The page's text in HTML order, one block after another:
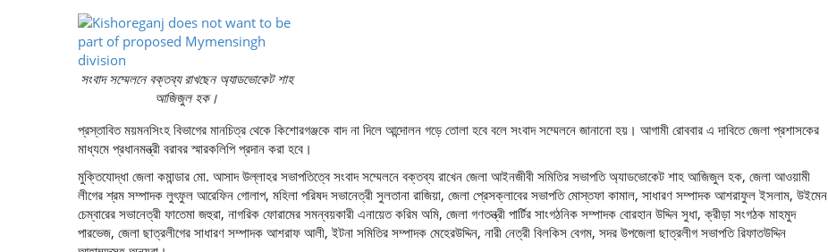
সংবাদ সম্মেলনে বক্তব্য রাখছেন অ্যাডভোকেট শাহ
আজিজুল হক।
প্রস্তাবিত ময়মনসিংহ বিভাগের মানচিত্র থেকে কিশোরগঞ্জকে বাদ না দিলে আন্দোলন গড়ে তোলা হবে বলে সংবাদ সম্মেলনে জানানো হয়। আগামী রোববার এ দাবিতে জেলা প্রশাসকের
মাধ্যমে প্রধানমন্ত্রী বরাবর স্মারকলিপি প্রদান করা হবে।
মুক্তিযোদ্ধা জেলা কমান্ডার মো. আসাদ উল্লাহর সভাপতিত্বে সংবাদ সম্মেলনে বক্তব্য রাখেন জেলা আইনজীবী সমিতির সভাপতি অ্যাডভোকেট শাহ আজিজুল হক, জেলা আওয়ামী
লীগের শ্রম সম্পাদক লুৎফুল আরেফিন গোলাপ, মহিলা পরিষদ সভানেত্রী সুলতানা রাজিয়া, জেলা প্রেসক্লাবের সভাপতি মোস্তফা কামাল, সাধারণ সম্পাদক আশরাফুল ইসলাম, উইমেন
চেম্বারের সভানেত্রী ফাতেমা জহুরা, নাগরিক ফোরামের সমন্বয়কারী এনায়েত করিম অমি, জেলা গণতন্ত্রী পার্টির সাংগঠনিক সম্পাদক বোরহান উদ্দিন সুধা, ক্রীড়া সংগঠক মাহমুদ
পারভেজ, জেলা ছাত্রলীগের সাধারণ সম্পাদক আশরাফ আলী, ইটনা সমিতির সম্পাদক মেহেরউদ্দিন, নারী নেত্রী বিলকিস বেগম, সদর উপজেলা ছাত্রলীগ সভাপতি রিফাতউদ্দিন